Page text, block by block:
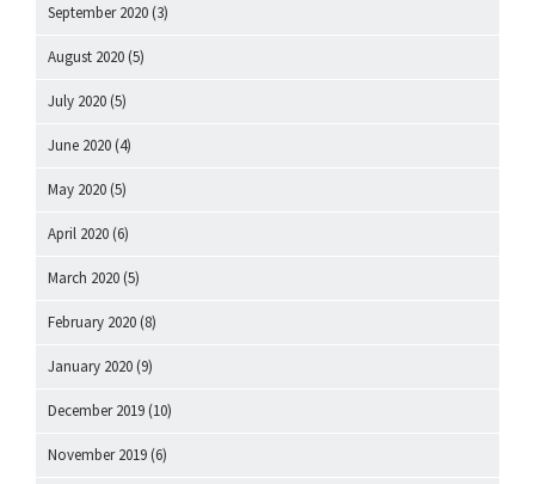
September 2020 (3)
August 2020 (5)
July 2020 (5)
June 2020 (4)
May 2020 (5)
April 2020 (6)
March 2020 (5)
February 2020 (8)
January 2020 (9)
December 2019 (10)
November 2019 (6)